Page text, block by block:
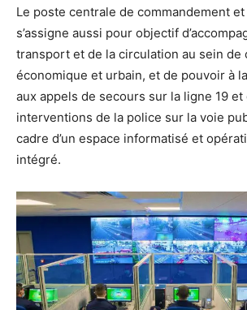
Le poste centrale de commandement
s’assigne aussi pour objectif
transport et de la circulation au sein de
économique et urbain, et de pouvoir à
aux appels de secours sur la ligne 19
interventions de la police sur la voie
cadre d’un espace informatisé et
intégré.